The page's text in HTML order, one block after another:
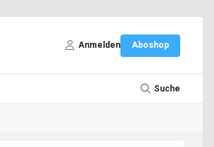
Anmelden Aboshop
Suche